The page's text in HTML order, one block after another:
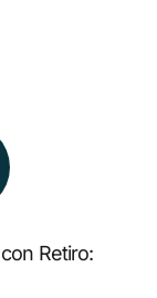
Retiro: